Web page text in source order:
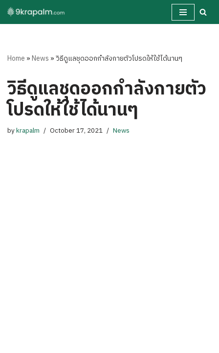
Skip
Home »News »วิธีดูแลชุดออกกำลังกายตัวโปรดให้ใช้ได้นานๆ
วิธีดูแลชุดออกกำลังกายตัว
โปรดให้ใช้ได้นานๆ
bykrapalm October 17, 2021 News